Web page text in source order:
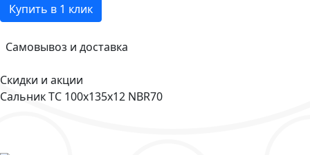
Купить в 1 клик
Самовывоз и доставка
Скидки и акции
Сальник TC 100x135x12 NBR70